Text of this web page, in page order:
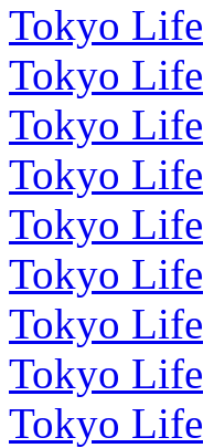
Tokyo Life
Tokyo Life
Tokyo Life
Tokyo Life
Tokyo Life
Tokyo Life
Tokyo Life
Tokyo Life
Tokyo Life